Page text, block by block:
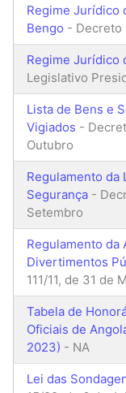
Regime Jurídico
Bengo - Decreto
Regime Jurídico
Legislativo
Lista de Bens e
Vigiados -
Outubro
Regulamento da
Segurança -
Setembro
Regulamento da
Divertimentos
111/11, de 31 de
Tabela de
Oficiais de
2023) - NA
Lei das